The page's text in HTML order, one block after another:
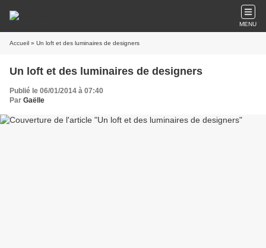
MENU
Accueil » Un loft et des luminaires de designers
Un loft et des luminaires de designers
Publié le 06/01/2014 à 07:40
Par Gaëlle